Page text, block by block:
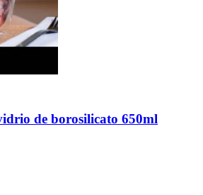
de borosilicato 650ml